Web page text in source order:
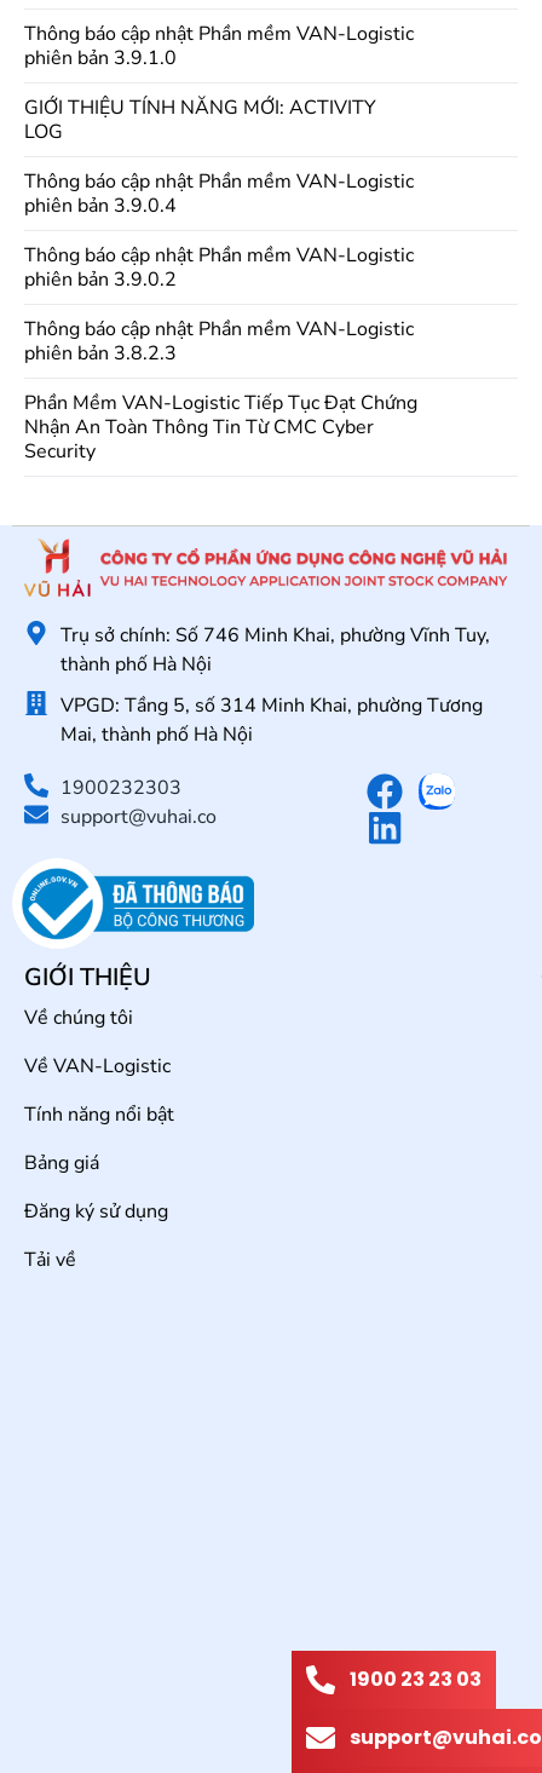
Thông báo cập nhật Phần mềm VAN-Logistic
phiên bản 3.9.1.0
GIỚI THIỆU TÍNH NĂNG MỚI: ACTIVITY
LOG
Thông báo cập nhật Phần mềm VAN-Logistic
phiên bản 3.9.0.4
Thông báo cập nhật Phần mềm VAN-Logistic
phiên bản 3.9.0.2
Thông báo cập nhật Phần mềm VAN-Logistic
phiên bản 3.8.2.3
Phần Mềm VAN-Logistic Tiếp Tục Đạt Chứng
Nhận An Toàn Thông Tin Từ CMC Cyber
Security
Trụ sở chính: Số 746 Minh Khai, phường Vĩnh Tuy,
thành phố Hà Nội
VPGD: Tầng 5, số 314 Minh Khai, phường Tương
Mai, thành phố Hà Nội
1900232303
support@vuhai.co
GIỚI THIỆU
Về chúng tôi
Về VAN-Logistic
Tính năng nổi bật
Bảng giá
Đăng ký sử dụng
Tải về
1900 23 23 03
support@vuhai.co